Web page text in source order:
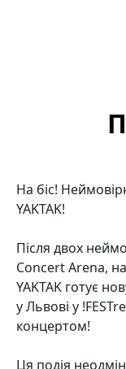
На біс!
YAKTAK!
Після двох
Concert Arena,
YAKTAK готує
у Львові у
концертом!
Ця подія